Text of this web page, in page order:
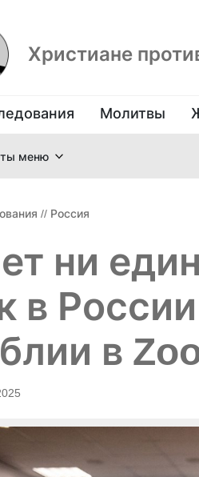
Христиане
Молитвы
меню
// Россия
ни
в
в